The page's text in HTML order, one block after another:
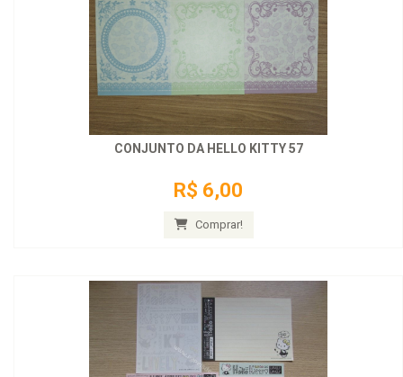
CONJUNTO DA HELLO KITTY 57
R$ 6,00
Comprar!